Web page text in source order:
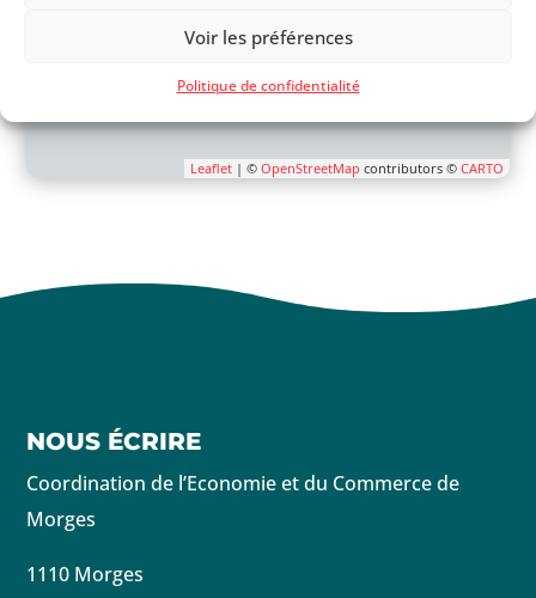
Voir les préférences
Politique de confidentialité
Leaflet| © OpenStreetMap contributors © CARTO
NOUS ÉCRIRE
Coordination de l’Economie et du Commerce de
Morges
1110 Morges